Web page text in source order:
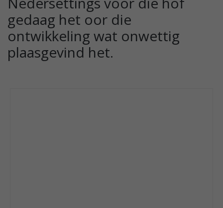
gedaag het oor die
ontwikkeling wat onwettig
plaasgevind het.